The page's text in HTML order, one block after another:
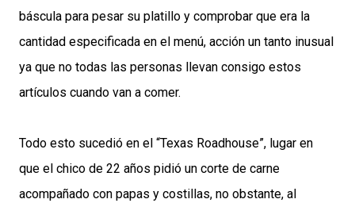
báscula para pesar su platillo y comprobar que era la
cantidad especificada en el menú, acción un tanto inusual
ya que no todas las personas llevan consigo estos
artículos cuando van a comer.
Todo esto sucedió en el “Texas Roadhouse”, lugar en
que el chico de 22 años pidió un corte de carne
acompañado con papas y costillas, no obstante, al